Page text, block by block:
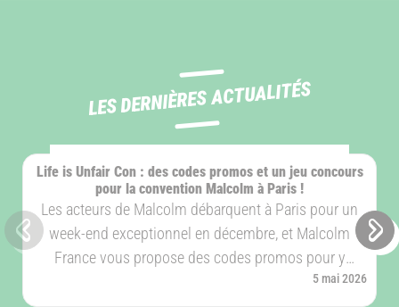
LES DERNIÈRES ACTUALITÉS
Life is Unfair Con : des codes promos et un jeu concours
pour la convention Malcolm à Paris !
ÉVÈNEMENT
Les acteurs de Malcolm débarquent à Paris pour un
week-end exceptionnel en décembre, et Malcolm
France vous propose des codes promos pour y
Publié le
5 mai 2026
Slide précédente